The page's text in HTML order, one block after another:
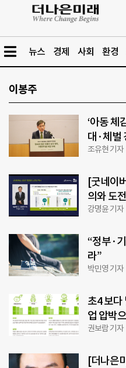
뉴스 경제 사회 환경
이봉주
‘아동 체
대·체벌
조유현 기자
[굿네이
의와 도
강명윤 기자
“정부·
라”
박민영 기자
초4 보다
업 압박
권보람 기자
[더나은